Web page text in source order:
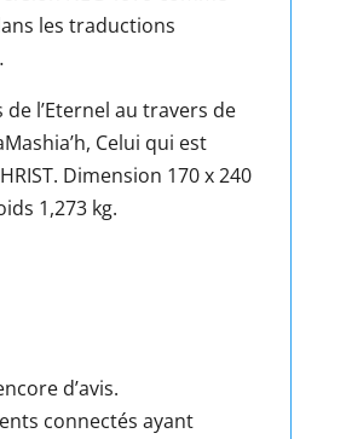
les traductions
de l’Eternel au travers de
Celui qui est
Dimension 170 x 240
1,273 kg.
d’avis.
connectés ayant